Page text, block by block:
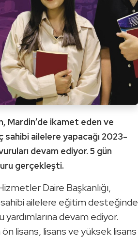
Mardin’de ikamet eden ve
ailelere yapacağı 2023-
devam ediyor. 5 gün
gerçekleşti.
Daire Başkanlığı,
ailelere eğitim desteğinde
devam ediyor.
lisans, lisans ve yüksek lisans